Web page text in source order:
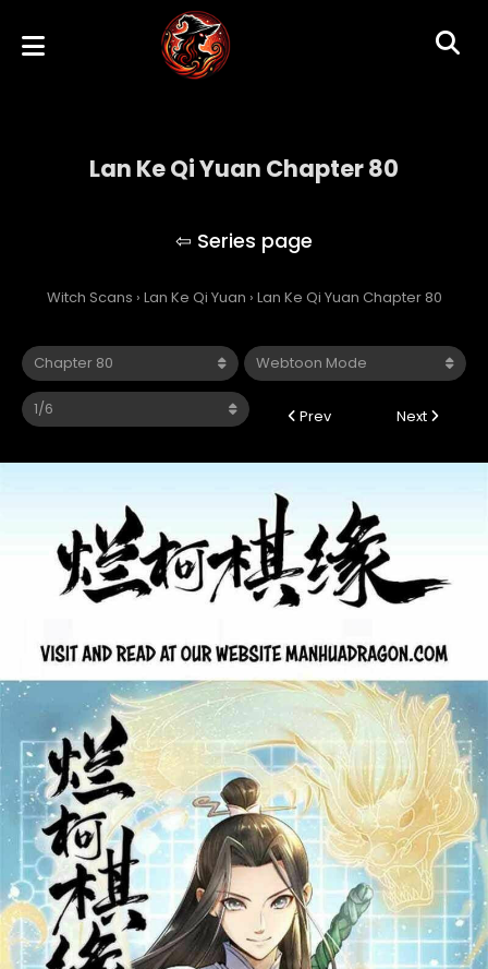
Lan Ke Qi Yuan Chapter 80
Witch Scans › Lan Ke Qi Yuan › Lan Ke Qi Yuan Chapter 80
Prev Next